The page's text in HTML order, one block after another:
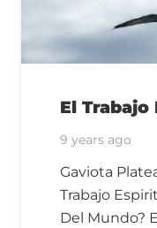
El
9 years ago
Gaviota
Trabajo
Del Mundo?